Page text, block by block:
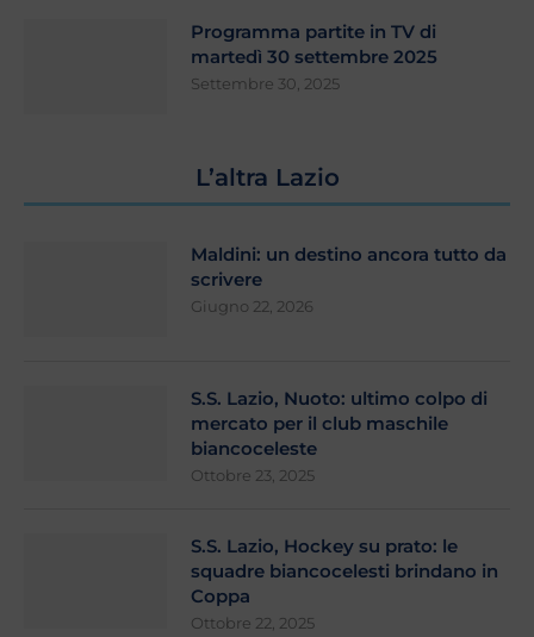
Programma partite in TV di
martedì 30 settembre 2025
Settembre 30, 2025
L’altra Lazio
Maldini: un destino ancora tutto da
scrivere
Giugno 22, 2026
S.S. Lazio, Nuoto: ultimo colpo di
mercato per il club maschile
biancoceleste
Ottobre 23, 2025
S.S. Lazio, Hockey su prato: le
squadre biancocelesti brindano in
Coppa
Ottobre 22, 2025